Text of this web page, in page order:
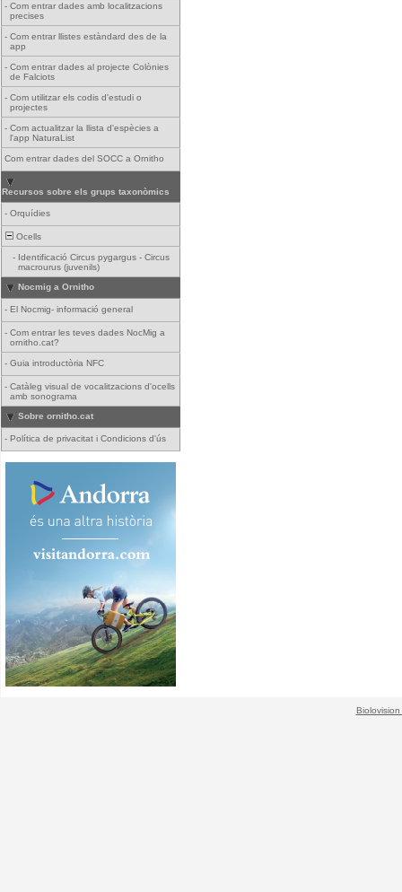
- Com entrar dades amb localitzacions
precises
- Com entrar llistes estàndard des de la
app
- Com entrar dades al projecte Colònies
de Falciots
- Com utilitzar els codis d'estudi o
projectes
- Com actualitzar la llista d'espècies a
l'app NaturaList
Com entrar dades del SOCC a Ornitho
Recursos sobre els grups taxonòmics
- Orquídies
Ocells
- Identificació Circus pygargus - Circus
macrourus (juvenils)
Nocmig a Ornitho
- El Nocmig- informació general
- Com entrar les teves dades NocMig a
ornitho.cat?
- Guia introductòria NFC
- Catàleg visual de vocalitzacions d'ocells
amb sonograma
Sobre ornitho.cat
- Política de privacitat i Condicions d'ús
Biolovision